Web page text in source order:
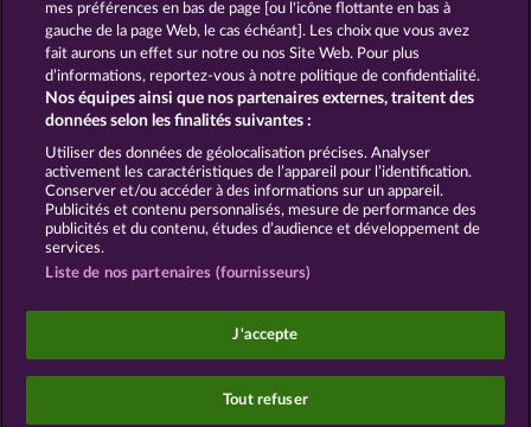
CGU Charte de confidentialité
Mentions légales Société FAQ
Programme d'affiliation
Envoyer la demande de rétractation
Les jeux de casino sociaux sont prévus uniquement
à des fins de divertissement et n'ont absolument
jeux avec de l'argent réel.
©2026 Whow Games GmbH
mes préférences en bas de page [ou l'icône flottante en bas à
gauche de la page Web, le cas échéant]. Les choix que vous avez
fait aurons un effet sur notre ou nos Site Web. Pour plus
d’informations, reportez-vous à notre politique de confidentialité.
Nos équipes ainsi que nos partenaires externes, traitent des
données selon les finalités suivantes :
Utiliser des données de géolocalisation précises. Analyser
activement les caractéristiques de l’appareil pour l’identification.
Conserver et/ou accéder à des informations sur un appareil.
Publicités et contenu personnalisés, mesure de performance des
publicités et du contenu, études d’audience et développement de
services.
Liste de nos partenaires (fournisseurs)
J'accepte
Tout refuser